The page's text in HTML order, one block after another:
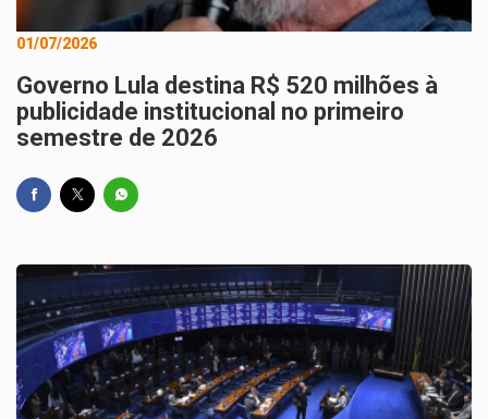
01/07/2026
Governo Lula destina R$ 520 milhões à
publicidade institucional no primeiro
semestre de 2026